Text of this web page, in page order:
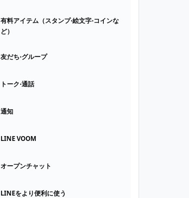
有料アイテム（スタンプ⋅絵文字⋅コインな
ど）
友だち⋅グループ
トーク⋅通話
通知
LINE VOOM
オープンチャット
LINEをより便利に使う